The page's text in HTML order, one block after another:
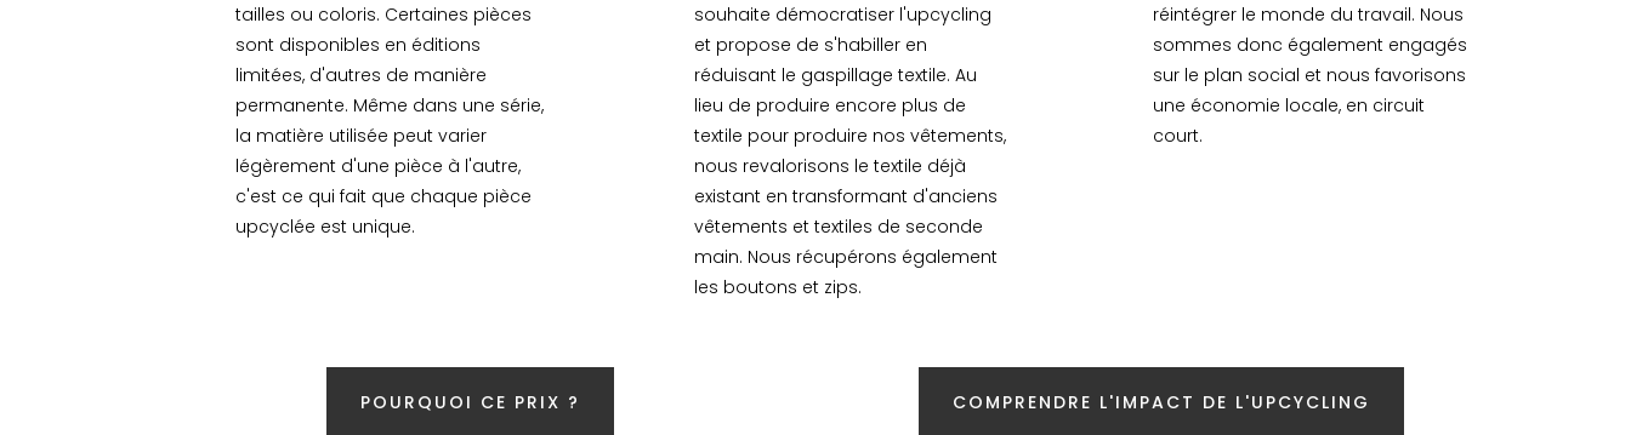
tailles ou coloris. Certaines pièces
sont disponibles en éditions
limitées, d'autres de manière
permanente. Même dans une série,
la matière utilisée peut varier
légèrement d'une pièce à l'autre,
c'est ce qui fait que chaque pièce
upcyclée est unique.
souhaite démocratiser l'upcycling
et propose de s'habiller en
réduisant le gaspillage textile. Au
lieu de produire encore plus de
textile pour produire nos vêtements,
nous revalorisons le textile déjà
existant en transformant d'anciens
vêtements et textiles de seconde
main. Nous récupérons également
les boutons et zips.
réintégrer le monde du travail. Nous
sommes donc également engagés
sur le plan social et nous favorisons
une économie locale, en circuit
court.
POURQUOI CE PRIX ? COMPRENDRE L'IMPACT DE L'UPCYCLING